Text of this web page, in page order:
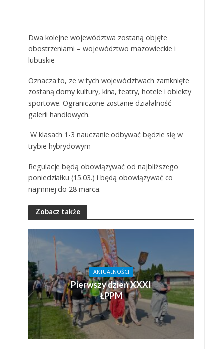
Dwa kolejne województwa zostaną objęte
obostrzeniami – województwo mazowieckie i
lubuskie
Oznacza to, ze w tych województwach zamknięte
zostaną domy kultury, kina, teatry, hotele i obiekty
sportowe. Ograniczone zostanie działalność
galerii handlowych.
W klasach 1-3 nauczanie odbywać będzie się w
trybie hybrydowym
Regulacje będą obowiązywać od najbliższego
poniedziałku (15.03.) i będą obowiązywać co
najmniej do 28 marca.
Zobacz także
AKTUALNOŚCI
Pierwszy dzień XXXI
ŁPPM